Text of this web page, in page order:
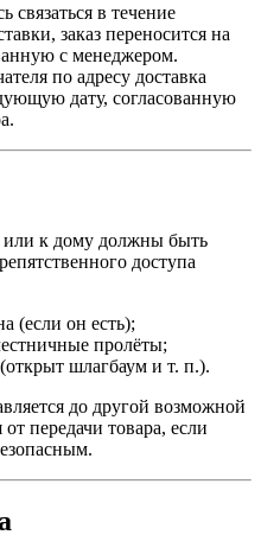
связаться в течение
заказ переносится на
с менеджером.
по адресу доставка
дату, согласованную
или к дому должны быть
доступа
(если он есть);
пролёты;
шлагбаум и т. п.).
до другой возможной
передачи товара, если